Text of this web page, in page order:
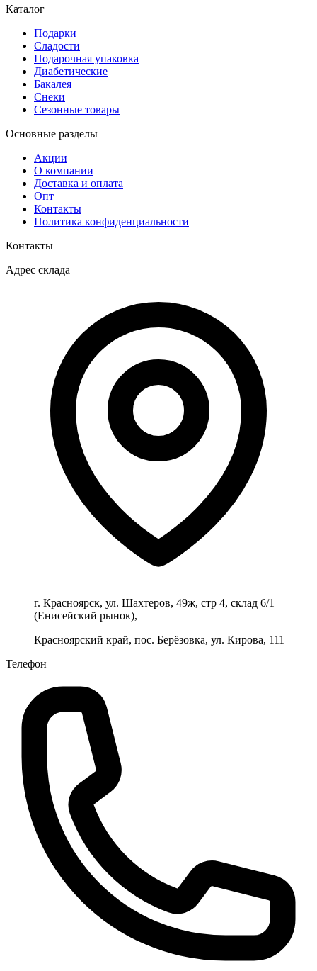
Каталог
Подарки
Сладости
Подарочная упаковка
Диабетические
Бакалея
Снеки
Сезонные товары
Основные разделы
Акции
О компании
Доставка и оплата
Опт
Контакты
Политика конфиденциальности
Контакты
Адрес склада
г. Красноярск, ул. Шахтеров, 49ж, стр 4, склад 6/1
(Енисейский рынок),
Красноярский край, пос. Берёзовка, ул. Кирова, 111
Телефон